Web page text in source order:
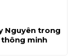
Nguyên trong
thông minh